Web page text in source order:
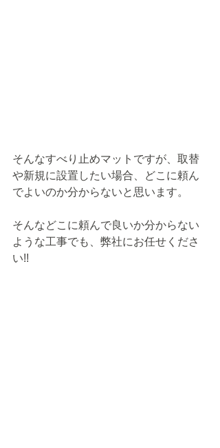
そんなすべり止めマットですが、取替
や新規に設置したい場合、どこに頼ん
でよいのか分からないと思います。
そんなどこに頼んで良いか分からない
ような工事でも、弊社にお任せくださ
い!!